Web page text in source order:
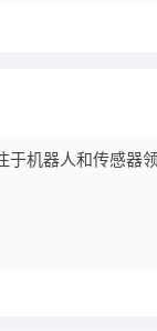
于机器人和传感器